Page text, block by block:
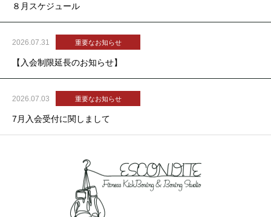
８月スケジュール
2026.07.31 重要なお知らせ
【入会制限延長のお知らせ】
2026.07.03 重要なお知らせ
7月入会受付に関しまして